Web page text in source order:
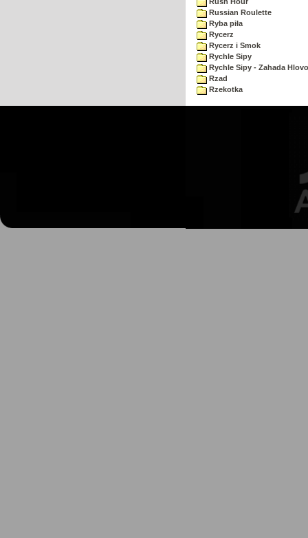
Russian Roulette
Ryba piła
Rycerz
Rycerz i Smok
Rychle Sipy
Rychle Sipy - Zahada
Rzad
Rzekotka